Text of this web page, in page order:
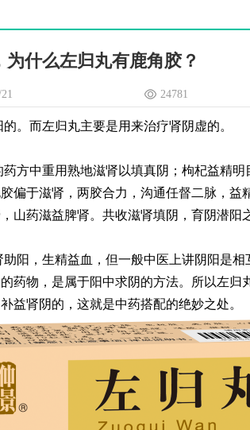
什么左归丸有鹿角胶？
24781
。而左归丸主要是用来治疗肾阴虚的。
方中重用熟地滋肾以填真阴；枸杞益精明
偏于滋肾，两胶合力，沟通任督二脉，益
山药滋益脾肾。共收滋肾填阴，育阴潜阳
阳，生精益血，但一般中医上讲阴阳是
药物，是属于阳中求阴的方法。所以左归
益肾阴的，这就是中药搭配的绝妙之处。